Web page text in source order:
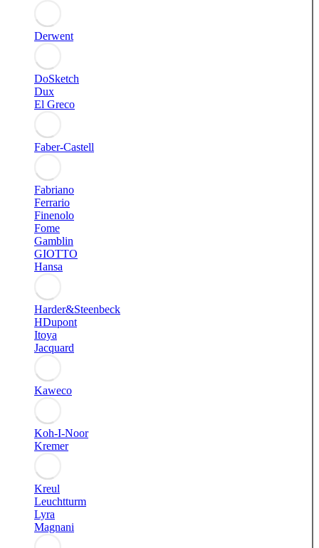
Derwent
DoSketch
Dux
El Greco
Faber-Castell
Fabriano
Ferrario
Finenolo
Fome
Gamblin
GIOTTO
Hansa
Harder&Steenbeck
HDupont
Itoya
Jacquard
Kaweco
Koh-I-Noor
Kremer
Kreul
Leuchtturm
Lyra
Magnani